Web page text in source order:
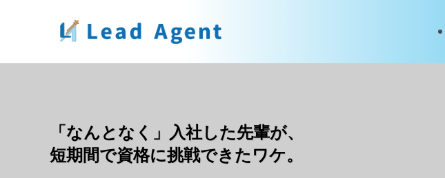
「なんとなく」入社した先輩が、
短期間で資格に挑戦できたワケ。